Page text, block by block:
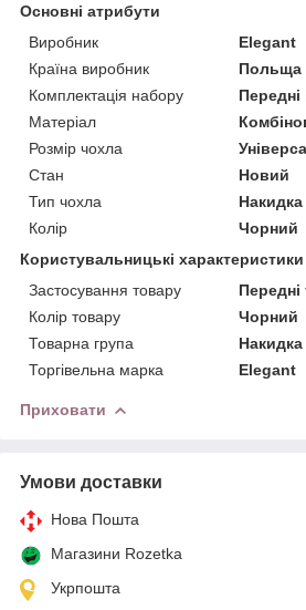
Основні атрибути
Виробник
Elegant
Країна виробник
Польща
Комплектація набору
Передні
Матеріал
Розмір чохла
Стан
Новий
Тип чохла
Накидка
Колір
Чорний
Користувальницькі характеристики
Застосування товару
Передні
Колір товару
Чорний
Товарна група
Накидка
Торгівельна марка
Elegant
Приховати
Умови доставки
Нова Пошта
Магазини Rozetka
Укрпошта